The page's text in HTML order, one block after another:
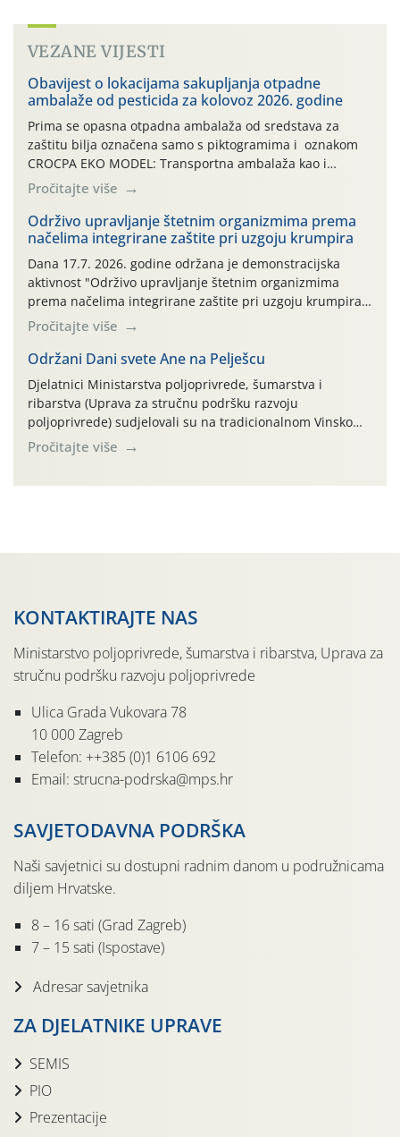
VEZANE VIJESTI
Obavijest o lokacijama sakupljanja otpadne
ambalaže od pesticida za kolovoz 2026. godine
Prima se opasna otpadna ambalaža od sredstava za
zaštitu bilja označena samo s piktogramima i oznakom
CROCPA EKO MODEL: Transportna ambalaža kao i
ambalaža drugih proizvoda koji nisu sredstva za zaštitu
bilja (npr. ambalaža od mineralnih gnojiva,) se ne
prihvaća. Korisnicima je osiguran besplatni povrat
prazne ambalaže isključivo ovih tvrtki: AGROCHEM-MAKS,
AGRONOM, ALBAUGH TKI* (PINUS […]
Pročitajte više
Održivo upravljanje štetnim organizmima prema
načelima integrirane zaštite pri uzgoju krumpira
Dana 17.7. 2026. godine održana je demonstracijska
aktivnost "Održivo upravljanje štetnim organizmima
prema načelima integrirane zaštite pri uzgoju krumpira"
na pokusnom polju "Poredje", kraj naselja Belica (ARKOD
parcela ID 2445031) (središnji dio Međimurske županije).
Pročitajte više
Održani Dani svete Ane na Pelješcu
Djelatnici Ministarstva poljoprivrede, šumarstva i
ribarstva (Uprava za stručnu podršku razvoju
poljoprivrede) sudjelovali su na tradicionalnom Vinskom
forumu, održanom 24.07.2026. godine u Domu vinarske
tradicije u Putnikovićima na poluotoku Pelješcu, u
Pročitajte više
KONTAKTIRAJTE NAS
Ministarstvo poljoprivrede, šumarstva i ribarstva, Uprava za
stručnu podršku razvoju poljoprivrede
Ulica Grada Vukovara 78
10 000 Zagreb
Telefon: ++385 (0)1 6106 692
Email: strucna-podrska@mps.hr
SAVJETODAVNA PODRŠKA
Naši savjetnici su dostupni radnim danom u podružnicama
diljem Hrvatske.
8 – 16 sati (Grad Zagreb)
7 – 15 sati (Ispostave)
Adresar savjetnika
ZA DJELATNIKE UPRAVE
SEMIS
PIO
Prezentacije